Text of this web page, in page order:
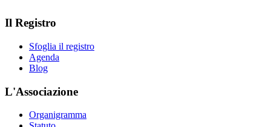
Il Registro
Sfoglia il registro
Agenda
Blog
L'Associazione
Organigramma